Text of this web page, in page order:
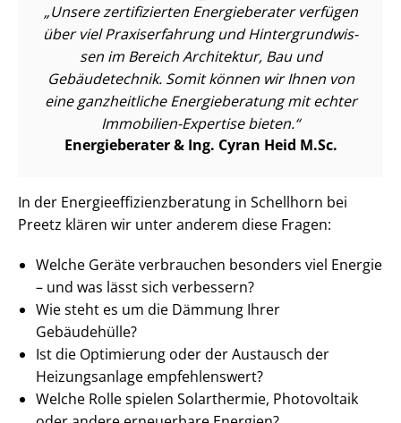
Unsere zertifizierten Energieberater verfügen
über viel Praxiserfahrung und Hin­ter­grund­wis­
sen im Bereich Architektur, Bau und
Gebäudetechnik. Somit können wir Ihnen von
eine ganzheitliche Energieberatung mit echter
Immobilien-Expertise bieten.
Energieberater & Ing. Cyran Heid M.Sc.
In der En­er­gie­ef­fi­zi­enz­be­ra­tung in Schellhorn bei
Preetz klären wir unter anderem diese Fragen:
Welche Geräte verbrauchen besonders viel Energie
– und was lässt sich verbessern?
Wie steht es um die Dämmung Ihrer
Gebäudehülle?
Ist die Optimierung oder der Austausch der
Heizungsanlage empfehlenswert?
Welche Rolle spielen Solarthermie, Photovoltaik